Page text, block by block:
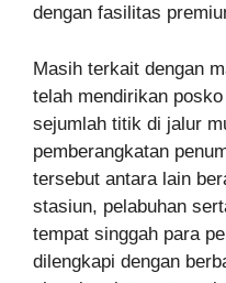
dengan fasilitas
Masih terkait dengan
telah mendirikan
sejumlah titik di jalur
pemberangkatan
tersebut antara lain
stasiun, pelabuhan
tempat singgah para
dilengkapi dengan